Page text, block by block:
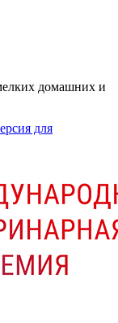
домашних и
для